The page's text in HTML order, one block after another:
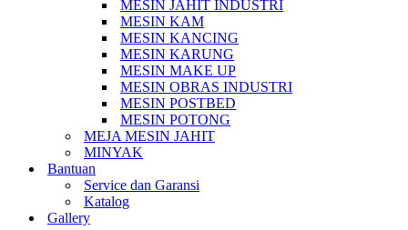
MESIN JAHIT INDUSTRI
MESIN KAM
MESIN KANCING
MESIN KARUNG
MESIN MAKE UP
MESIN OBRAS INDUSTRI
MESIN POSTBED
MESIN POTONG
MEJA MESIN JAHIT
MINYAK
Bantuan
Service dan Garansi
Katalog
Gallery